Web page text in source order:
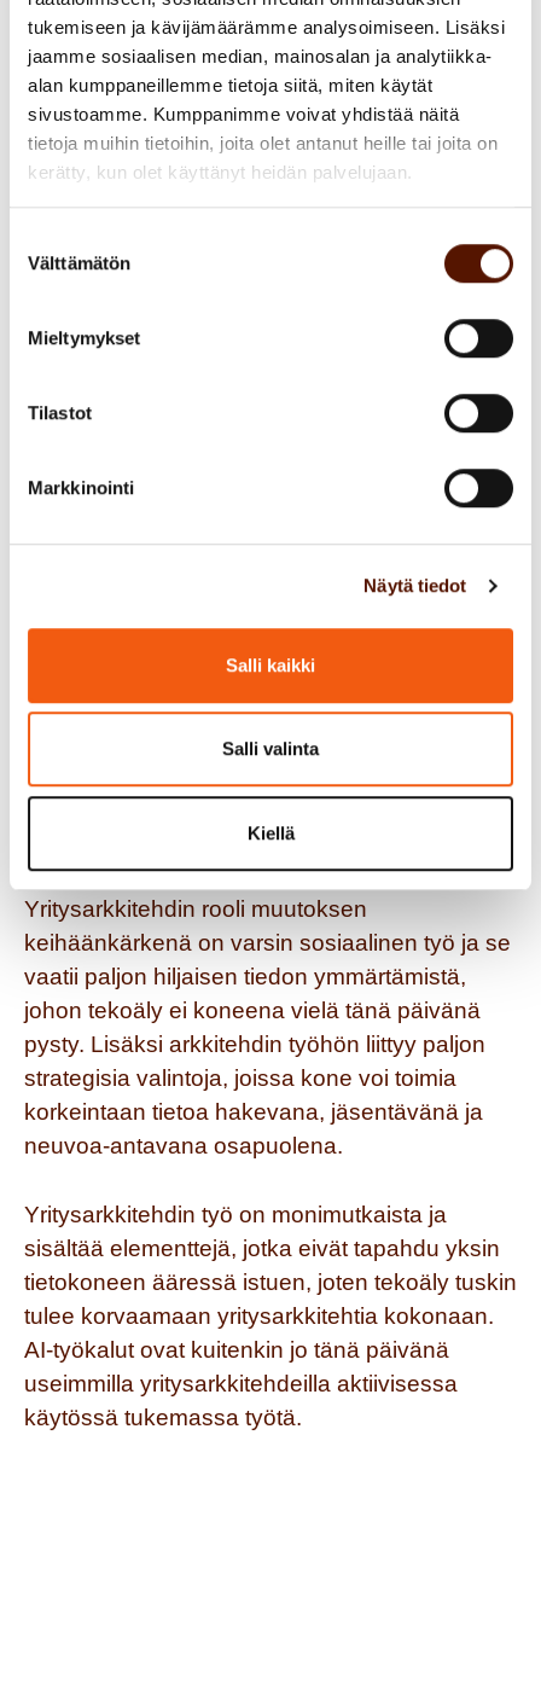
tukemiseen ja kävijämäärämme analysoimiseen. Lisäksi
jaamme sosiaalisen median, mainosalan ja analytiikka-
alan kumppaneillemme tietoja siitä, miten käytät
sivustoamme. Kumppanimme voivat yhdistää näitä
tietoja muihin tietoihin, joita olet antanut heille tai joita on
kerätty, kun olet käyttänyt heidän palvelujaan.
valinta
Välttämätön
Mieltymykset
Tilastot
Markkinointi
Näytä tiedot
Salli kaikki
Salli valinta
Kiellä
mallinnetaan, miten mallinnetaan ja itse mallien
rakentaminen jäävät vielä arkkitehdin harteille.
Arkkitehdin työstä iso osa on haastatteluja,
joista kerätään tietoa. Kaikista prosesseista ja
arkkitehtuurikokonaisuutta voitaisiin koostaa.
strategiaan ja tavotteisiin. Näiden
ymmärtäminen vaatii myös hiljaisen tiedon
omaksumista ja johdon tahtotilan ymmärrystä.
Tällaiseen työhön tekoäly toimii vielä varsin
heikosti. Tavoitetilakuvauksissa pitää tehdä
paljon valintoja ja päätöksiä, joihin tekoäly ei
Tekoäly on hyvä tuottamaan tietoa, mutta
arkkitehdin tulee valita laajasta vaihtoehtojen
määrästä ne parhaat ratkaisut.
Voimme siis todeta, että tekoäly auttaa
kokonaisuudessaan se ei arkkitehdin työtä
korvaa ainakaan lähiaikoina.
Yritysarkkitehdin rooli muutoksen
keihäänkärkenä on varsin sosiaalinen työ ja se
vaatii paljon hiljaisen tiedon ymmärtämistä,
johon tekoäly ei koneena vielä tänä päivänä
pysty. Lisäksi arkkitehdin työhön liittyy paljon
strategisia valintoja, joissa kone voi toimia
korkeintaan tietoa hakevana, jäsentävänä ja
neuvoa-antavana osapuolena.
Yritysarkkitehdin työ on monimutkaista ja
sisältää elementtejä, jotka eivät tapahdu yksin
tietokoneen ääressä istuen, joten tekoäly tuskin
tulee korvaamaan yritysarkkitehtia kokonaan.
AI-työkalut ovat kuitenkin jo tänä päivänä
useimmilla yritysarkkitehdeilla aktiivisessa
käytössä tukemassa työtä.